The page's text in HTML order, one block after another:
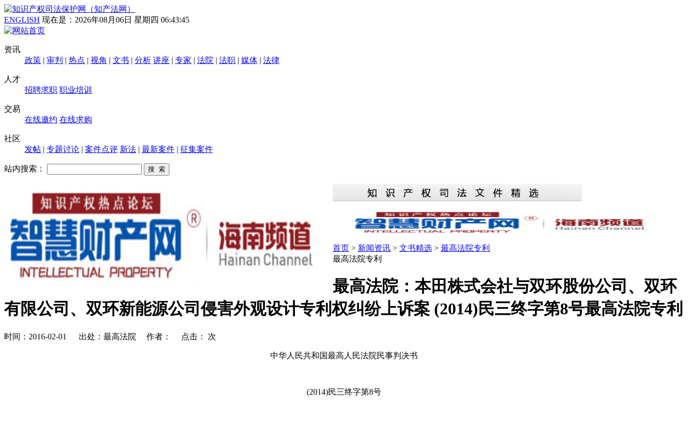
ENGLISH 现在是： 2026年08月06日 星期四 06:43:46
资讯
政策 | 审判 | 热点 | 视角 | 文书 | 分析 讲座 | 专家 | 法院 | 法职 | 媒体 | 法律
人才
招聘求职 职业培训
交易
在线邀约 在线求购
社区
发帖 | 专题讨论 | 案件点评 新法 | 最新案件 | 征集案件
站内搜索：
首页 > 新闻资讯 > 文书精选 > 最高法院专利
最高法院专利
最高法院：本田株式会社与双环股份公司、双环
有限公司、双环新能源公司侵害外观设计专利权纠纷上诉案 (2014)民三终字第8号最高法院专利
时间：2016-02-01 出处：最高法院 作者： 点击： 次
中华人民共和国最高人民法院民事判决书
(2014)民三终字第8号